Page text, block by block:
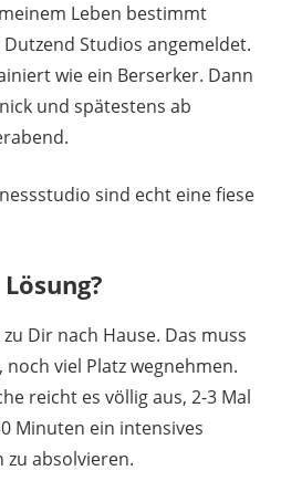
Leben bestimmt
Studios angemeldet.
wie ein Berserker. Dann
und spätestens ab
sind echt eine fiese
Dir nach Hause. Das muss
viel Platz wegnehmen.
reicht es völlig aus, 2-3 Mal
Minuten ein intensives
zu absolvieren.